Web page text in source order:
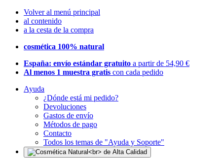
Volver al menú principal
al contenido
a la cesta de la compra
cosmética 100% natural
España: envío estándar gratuito a partir de 54,90 €
Al menos 1 muestra gratis con cada pedido
Ayuda
¿Dónde está mi pedido?
Devoluciones
Gastos de envío
Métodos de pago
Contacto
Todos los temas de "Ayuda y Soporte"